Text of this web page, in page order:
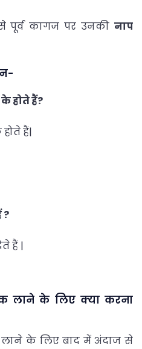
पूर्व कागज पर उनकी नाप
होते हैं?
होते हैं|
?
हैं |
लाने के लिए क्या करना
लाने के लिए बाद में अंदाज से